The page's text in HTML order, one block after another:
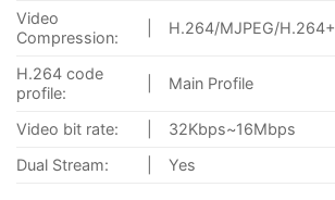
Video
Compression:
H.264/MJPEG/H.264+
H.264 code
profile:
Main Profile
Video bit rate:
32Kbps~16Mbps
Dual Stream:
Yes